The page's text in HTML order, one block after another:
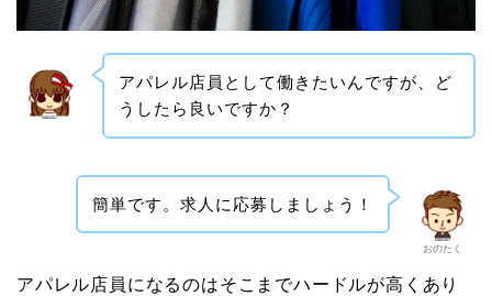
アパレル店員として働きたいんですが、ど
うしたら良いですか？
おのたく
簡単です。求人に応募しましょう！
アパレル店員になるのはそこまでハードルが高くあり